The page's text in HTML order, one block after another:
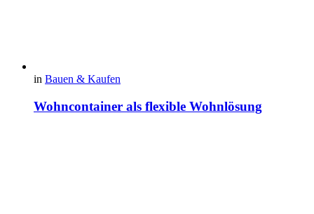
in Bauen & Kaufen
Wohncontainer als flexible Wohnlösung